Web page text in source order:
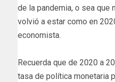
de la pandemia, o sea que
volvió a estar como en
economista.
Recuerda que de 2020 a
tasa de política monetaria